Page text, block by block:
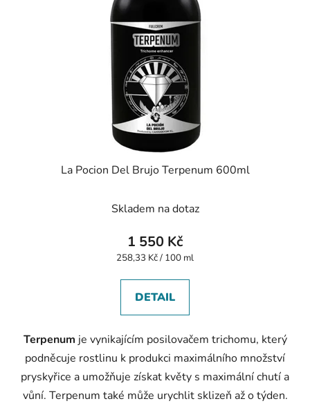
La Pocion Del Brujo Terpenum 600ml
Skladem na dotaz
1 550 Kč
Měrná
258,33 Kč / 100 ml
DETAIL
Terpenum je vynikajícím posilovačem trichomu, který
podněcuje rostlinu k produkci maximálního množství
pryskyřice a umožňuje získat květy s maximální chutí a
vůní. Terpenum také může urychlit sklizeň až o týden.